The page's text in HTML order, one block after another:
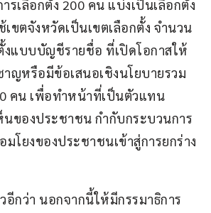
รเลือกตั้ง 200 คน แบ่งเป็นเลือกตั้ง
ขตจังหวัดเป็นเขตเลือกตั้ง จำนวน
งแบบบัญชีรายชื่อ ที่เปิดโอกาสให้
ญหรือมีข้อเสนอเชิงนโยบายรวม
คน เพื่อทำหน้าที่เป็นตัวแทน
นของประชาชน กำกับกระบวนการ
มโยงของประชาชนเข้าสู่การยกร่าง
อีกว่า นอกจากนี้ให้มีกรรมาธิการ